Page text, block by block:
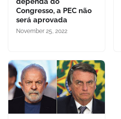
Congresso, a PEC não
será aprovada
November 25, 2022